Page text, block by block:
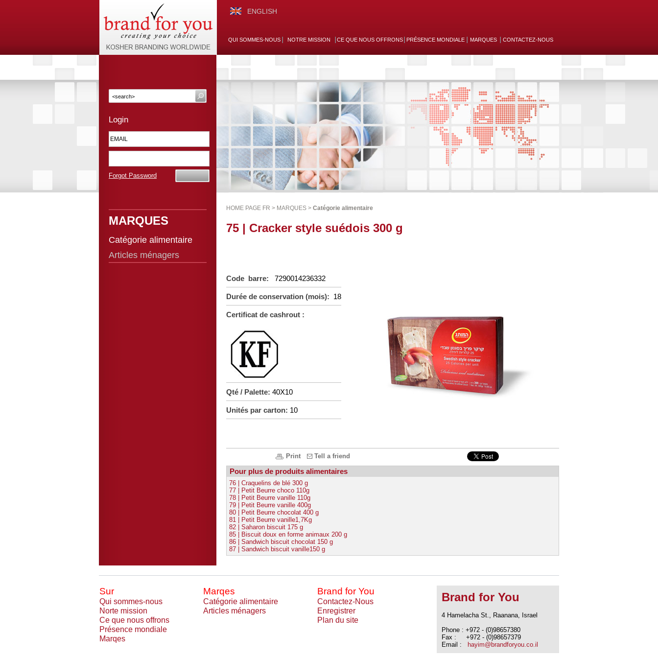
ENGLISH
QUI SOMMES-NOUS NOTRE MISSION CE QUE NOUS OFFRONS PRÉSENCE MONDIALE MARQUES CONTACTEZ-NOUS
Login
Forgot Password
MARQUES
Catégorie alimentaire
Articles ménagers
HOME PAGE FR > MARQUES > Catégorie alimentaire
75 | Cracker style suédois 300 g
Code barre: 7290014236332
Durée de conservation (mois): 18
Certificat de cashrout :
Qté / Palette: 40X10
Unités par carton: 10
Print Tell a friend
Pour plus de produits alimentaires
76 | Craquelins de blé 300 g
77 | Petit Beurre choco 110g
78 | Petit Beurre vanille 110g
79 | Petit Beurre vanille 400g
80 | Petit Beurre chocolat 400 g
81 | Petit Beurre vanille1,7Kg
82 | Saharon biscuit 175 g
85 | Biscuit doux en forme animaux 200 g
86 | Sandwich biscuit chocolat 150 g
87 | Sandwich biscuit vanille150 g
Sur Marqes Brand for You
Qui sommes-nous Catégorie alimentaire
Contactez-Nous
Norte mission
Articles ménagers
Enregistrer
Ce que nous offrons
Plan du site
Présence mondiale
Marqes
Brand for You
4 Hamelacha St., Raanana, Israel
Phone : +972 - (0)98657380
Fax : +972 - (0)98657379
Email :
hayim@brandforyou.co.il